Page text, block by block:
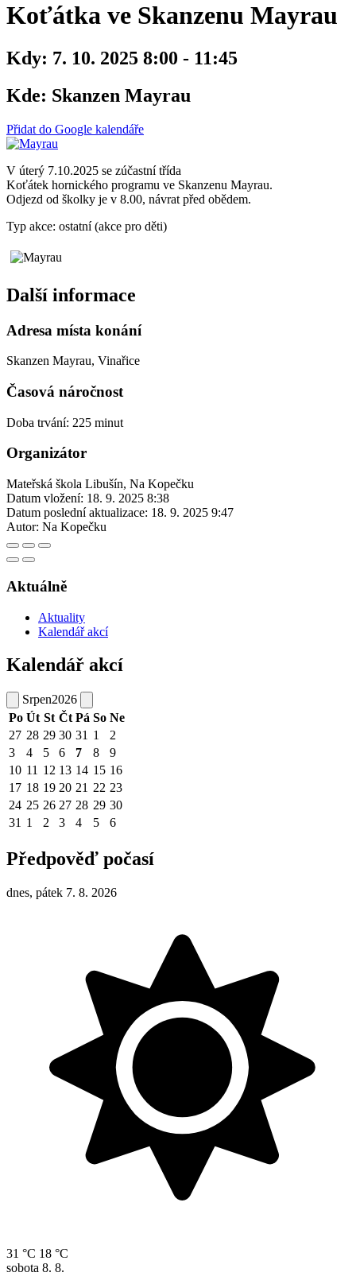
Koťátka ve Skanzenu Mayrau
Kdy: 7. 10. 2025 8:00 - 11:45
Kde: Skanzen Mayrau
Přidat do Google kalendáře
V úterý 7.10.2025 se zúčastní třída
Koťátek hornického programu ve Skanzenu Mayrau.
Odjezd od školky je v 8.00, návrat před obědem.
Typ akce: ostatní (akce pro děti)
Další informace
Adresa místa konání
Skanzen Mayrau, Vinařice
Časová náročnost
Doba trvání: 225 minut
Organizátor
Mateřská škola Libušín, Na Kopečku
Datum vložení: 18. 9. 2025 8:38
Datum poslední aktualizace: 18. 9. 2025 9:47
Autor: Na Kopečku
Aktuálně
Aktuality
Kalendář akcí
Kalendář akcí
Srpen2026
Po Út St Čt Pá So Ne
27 28 29 30 31 1
2
3
4 5 6 7 8
9
10 11 12 13 14 15 16
17 18 19 20 21 22 23
24 25 26 27 28 29 30
31 1 2 3 4 5 6
Předpověď počasí
dnes, pátek 7. 8. 2026
31 °C 18 °C
sobota 8. 8.